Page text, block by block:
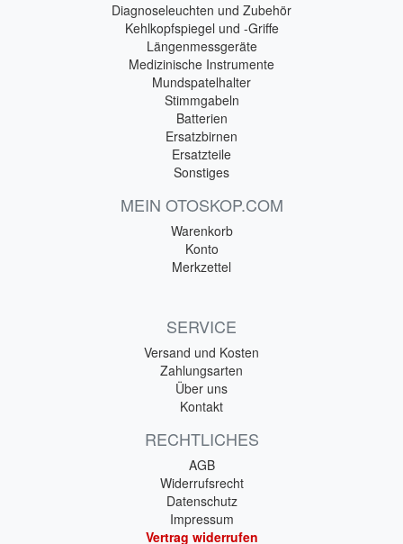
Diagnoseleuchten und Zubehör
Kehlkopfspiegel und -Griffe
Längenmessgeräte
Medizinische Instrumente
Mundspatelhalter
Stimmgabeln
Batterien
Ersatzbirnen
Ersatzteile
Sonstiges
MEIN OTOSKOP.COM
Warenkorb
Konto
Merkzettel
SERVICE
Versand und Kosten
Zahlungsarten
Über uns
Kontakt
RECHTLICHES
AGB
Widerrufsrecht
Datenschutz
Impressum
Vertrag widerrufen